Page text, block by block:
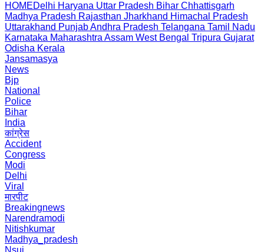
HOMEDelhi Haryana Uttar Pradesh Bihar Chhattisgarh
Madhya Pradesh Rajasthan Jharkhand Himachal Pradesh
Uttarakhand PunjabAndhra Pradesh Telangana Tamil Nadu
Karnataka Maharashtra Assam West Bengal Tripura Gujarat
Odisha Kerala
Jansamasya
News
Bjp
National
Police
Bihar
India
कांग्रेस
Accident
Congress
Modi
Delhi
Viral
मारपीट
Breakingnews
Narendramodi
Nitishkumar
Madhya_pradesh
Nsui